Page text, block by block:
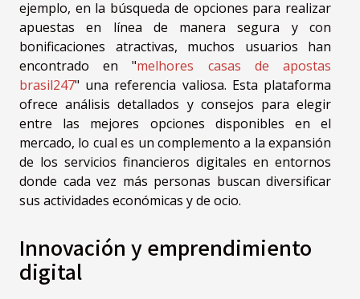
ejemplo, en la búsqueda de opciones para realizar
apuestas en línea de manera segura y con
bonificaciones atractivas, muchos usuarios han
encontrado en "melhores casas de apostas
brasil247" una referencia valiosa. Esta plataforma
ofrece análisis detallados y consejos para elegir
entre las mejores opciones disponibles en el
mercado, lo cual es un complemento a la expansión
de los servicios financieros digitales en entornos
donde cada vez más personas buscan diversificar
sus actividades económicas y de ocio.
Innovación y emprendimiento
digital